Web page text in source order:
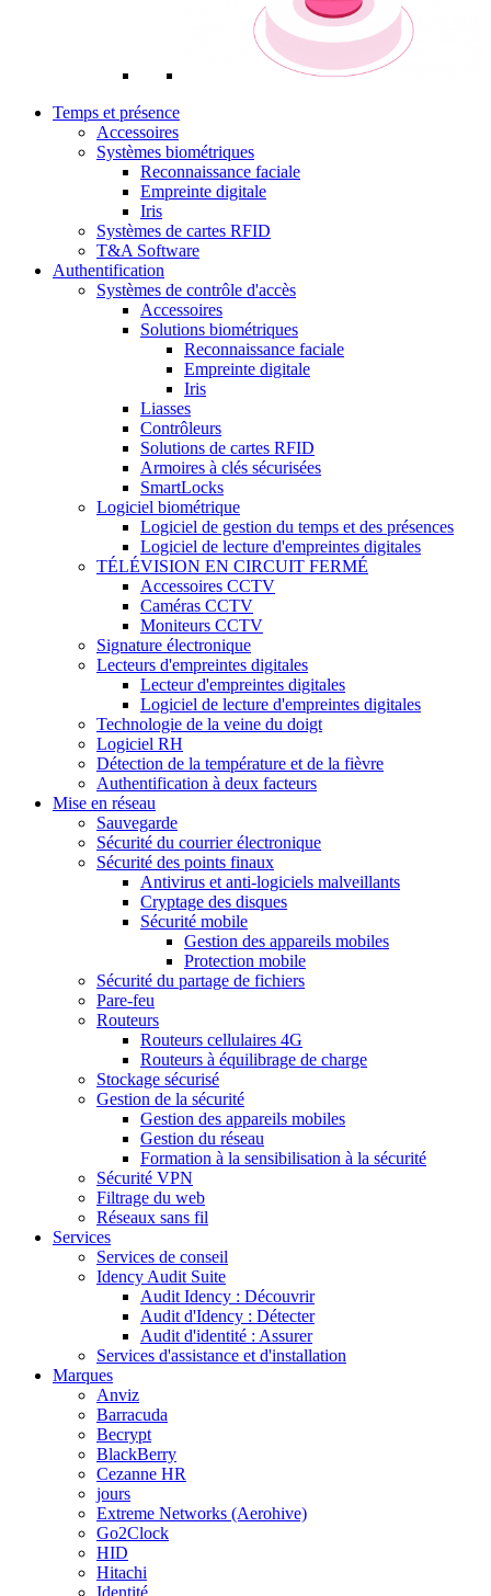
Temps et présence
Accessoires
Systèmes biométriques
Reconnaissance faciale
Empreinte digitale
Iris
Systèmes de cartes RFID
T&A Software
Authentification
Systèmes de contrôle d'accès
Accessoires
Solutions biométriques
Reconnaissance faciale
Empreinte digitale
Iris
Liasses
Contrôleurs
Solutions de cartes RFID
Armoires à clés sécurisées
SmartLocks
Logiciel biométrique
Logiciel de gestion du temps et des présences
Logiciel de lecture d'empreintes digitales
TÉLÉVISION EN CIRCUIT FERMÉ
Accessoires CCTV
Caméras CCTV
Moniteurs CCTV
Signature électronique
Lecteurs d'empreintes digitales
Lecteur d'empreintes digitales
Logiciel de lecture d'empreintes digitales
Technologie de la veine du doigt
Logiciel RH
Détection de la température et de la fièvre
Authentification à deux facteurs
Mise en réseau
Sauvegarde
Sécurité du courrier électronique
Sécurité des points finaux
Antivirus et anti-logiciels malveillants
Cryptage des disques
Sécurité mobile
Gestion des appareils mobiles
Protection mobile
Sécurité du partage de fichiers
Pare-feu
Routeurs
Routeurs cellulaires 4G
Routeurs à équilibrage de charge
Stockage sécurisé
Gestion de la sécurité
Gestion des appareils mobiles
Gestion du réseau
Formation à la sensibilisation à la sécurité
Sécurité VPN
Filtrage du web
Réseaux sans fil
Services
Services de conseil
Idency Audit Suite
Audit Idency : Découvrir
Audit d'Idency : Détecter
Audit d'identité : Assurer
Services d'assistance et d'installation
Marques
Anviz
Barracuda
Becrypt
BlackBerry
Cezanne HR
jours
Extreme Networks (Aerohive)
Go2Clock
HID
Hitachi